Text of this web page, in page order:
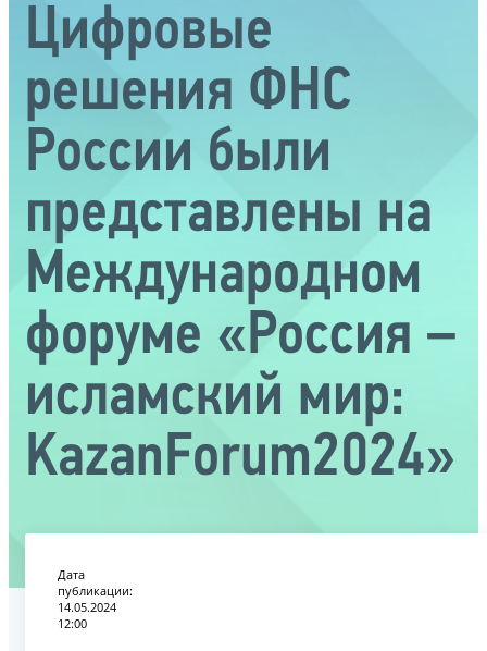
Цифровые
решения ФНС
России были
представлены на
Международном
форуме «Россия –
исламский мир:
KazanForum2024»
Дата
публикации:
14.05.2024
12:00